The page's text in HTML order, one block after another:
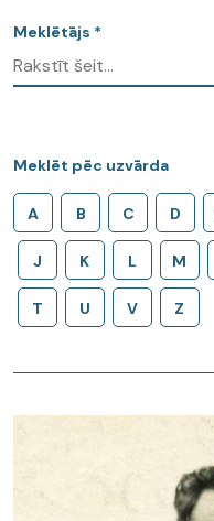
Meklētājs *
Meklēt pēc uzvārda
A B C D
J K L M
T U V Z